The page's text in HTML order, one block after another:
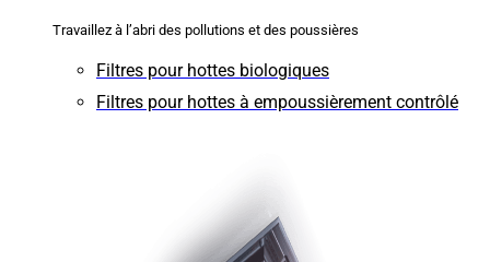
Travaillez à l’abri des pollutions et des poussières
Filtres pour hottes biologiques
Filtres pour hottes à empoussièrement contrôlé